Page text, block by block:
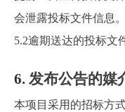
会泄露投标文件信息。
5.2逾期送达的投标文
6. 发布公告的媒
本项目采用的招标方式